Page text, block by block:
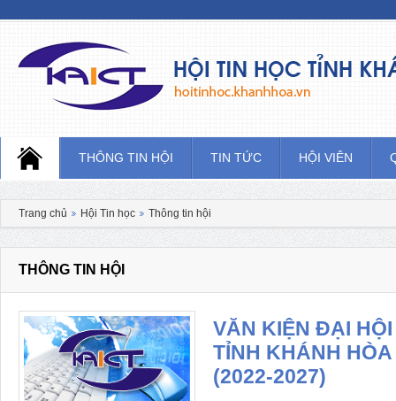
THÔNG TIN HỘI TIN TỨC HỘI VIÊN
Trang chủ Hội Tin học Thông tin hội
THÔNG TIN HỘI
VĂN KIỆN ĐẠI
TỈNH KHÁNH
(2022-2027)